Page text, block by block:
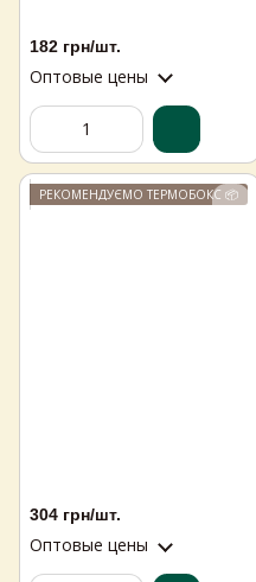
182 грн/шт.
Оптовые цены
РЕКОМЕНДУЄМО ТЕРМОБОКС 📦
304 грн/шт.
Оптовые цены